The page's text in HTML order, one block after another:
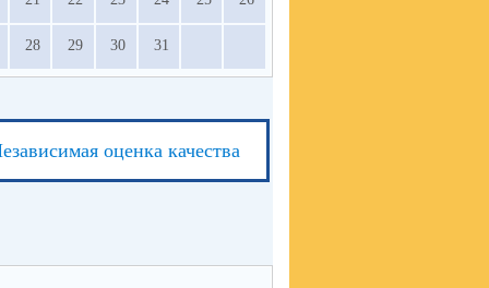
28 29 30 31
оценка качества